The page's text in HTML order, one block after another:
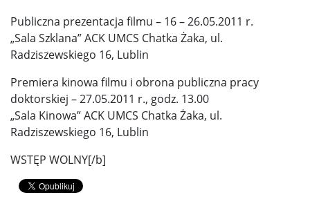
Publiczna prezentacja filmu – 16 – 26.05.2011 r.
„Sala Szklana” ACK UMCS Chatka Żaka, ul.
Radziszewskiego 16, Lublin
Premiera kinowa filmu i obrona publiczna pracy
doktorskiej – 27.05.2011 r., godz. 13.00
„Sala Kinowa” ACK UMCS Chatka Żaka, ul.
Radziszewskiego 16, Lublin
WSTĘP WOLNY[/b]